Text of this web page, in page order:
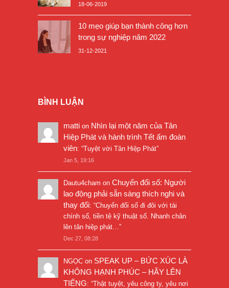
18-06-2019
10 mẹo giúp bạn thành công hơn
trong sự nghiệp năm 2022
31-12-2021
BÌNH LUẬN
matti on Nhìn lại một năm của Tân
Hiệp Phát và hành trình Tết ấm đoàn
viên: “Tuyệt vời Tân Hiệp Phát”
Jan 5, 19:16
Dautu4cham on Chuyển đổi số: Người
lao động phải sẵn sàng thích nghi và
thay đổi: “Chuyển đổi số đi đôi với tài
chính số, tiền tệ kỹ thuật số. Nhanh chân
lên tân hiệp phát… ”
Dec 27, 08:28
NGỌC on SPEAK UP – BỨC XÚC LÀ
KHÔNG HẠNH PHÚC – HÃY LÊN
TIẾNG: “Thật tuyệt, yêu công ty, yêu nơi